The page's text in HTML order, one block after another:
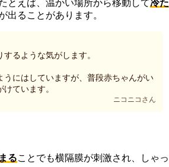
とえば、温かい場所から移動して冷た
出ることがあります。
るような気がします。
にはしていますが、普段赤ちゃんがい
けています。
ニコニコさん
ることでも横隔膜が刺激され、しゃっ